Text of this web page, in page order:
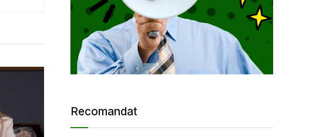
Recomandat